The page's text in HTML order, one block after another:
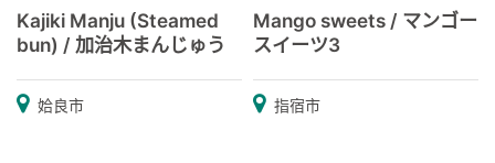
Kajiki Manju (Steamed
bun) / 加治木まんじゅう
姶良市
Mango sweets / マンゴー
スイーツ3
指宿市